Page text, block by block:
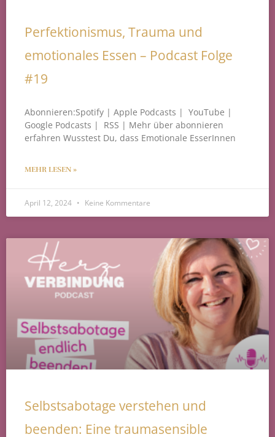
Perfektionismus, Trauma und
emotionales Essen – Podcast Folge
#19
Abonnieren:Spotify | Apple Podcasts | YouTube |
Google Podcasts | RSS | Mehr über abonnieren
erfahren Wusstest Du, dass Emotionale EsserInnen
MEHR LESEN »
April 12, 2024 Keine Kommentare
Selbstsabotage verstehen und
beenden: Eine traumasensible